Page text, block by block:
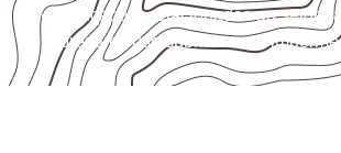
Aplicações relacionadas ao setor
presumir uso submerso ou